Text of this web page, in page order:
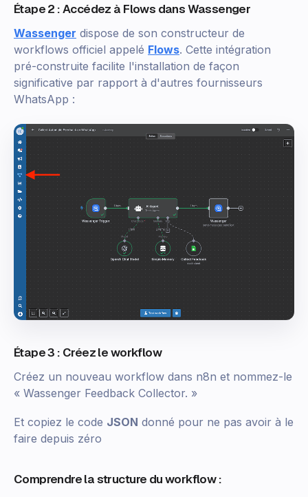
Étape 2 : Accédez à Flows dans Wassenger
Wassenger dispose de son constructeur de
workflows officiel appelé Flows. Cette intégration
pré-construite facilite l'installation de façon
significative par rapport à d'autres fournisseurs
WhatsApp :
Étape 3 : Créez le workflow
Créez un nouveau workflow dans n8n et nommez-le
« Wassenger Feedback Collector. »
Et copiez le code JSON donné pour ne pas avoir à le
faire depuis zéro
Comprendre la structure du workflow :